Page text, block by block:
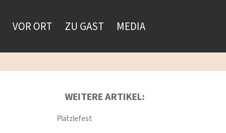
VOR ORT ZU GAST MEDIA
WEITERE ARTIKEL:
Plätzlefest